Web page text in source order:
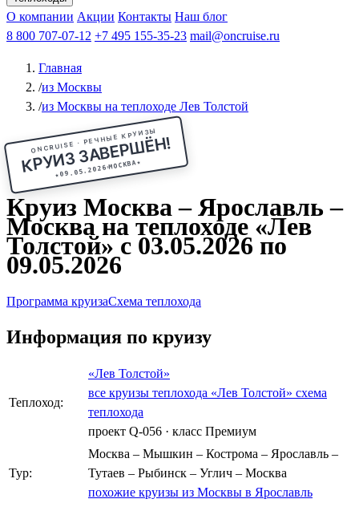
Чебоксарыиз Волгоградаиз Саратова Все города
КазаньВ Нижний НовгородВ ПермьВ Ростов-на-Дону
РыбинскНа СоловкиНа ВалаамПо ОкеПо Енисею
Афанасий Никитин Октябрьская революция
ФединАлександр СвешниковИван
МироновА.С.Попов
О компании Акции Контакты Наш блог
8 800 707-07-12 +7 495 155-35-23 mail@oncruise.ru
Главная
/из Москвы
/из Москвы на теплоходе Лев Толстой
ONCRUISE · РЕЧНЫЕ КРУИЗЫ
КРУИЗ ЗАВЕРШЁН!
★09.05.2026МОСКВА★
Круиз Москва – Ярославль –
Москва на теплоходе «Лев
Толстой» с 03.05.2026 по
09.05.2026
Программа круизаСхема теплохода
Информация по круизу
Теплоход:
«Лев Толстой»
все круизы теплохода «Лев Толстой» схема
теплохода
проект Q-056 · класс Премиум
Тур:
Москва – Мышкин – Кострома – Ярославль –
Тутаев – Рыбинск – Углич – Москва
похожие круизы из Москвы в Ярославль